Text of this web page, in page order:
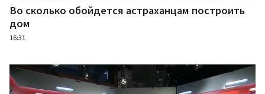
Во сколько обойдется астраханцам построить
дом
16:31